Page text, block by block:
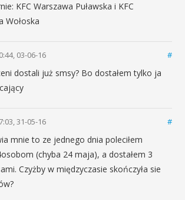
KFC Warszawa Puławska i KFC
Wołoska
03-06-16 #
dostali już smsy? Bo dostałem tylko ja
31-05-16 #
mnie to ze jednego dnia poleciłem
(chyba 24 maja), a dostałem 3
Czyżby w międzyczasie skończyła sie